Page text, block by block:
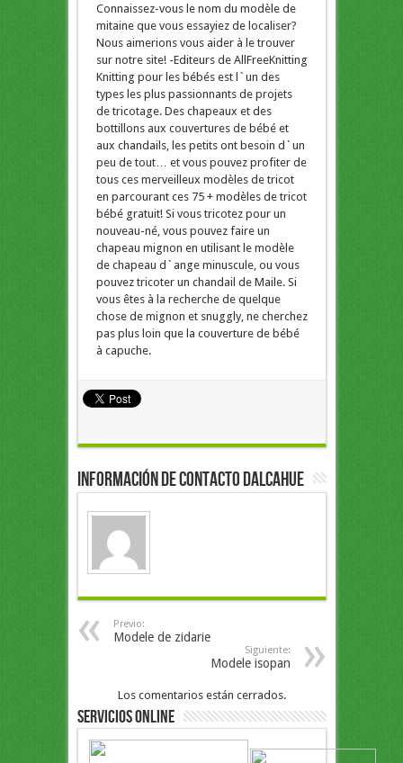
Connaissez-vous le nom du modèle de
mitaine que vous essayiez de localiser?
Nous aimerions vous aider à le trouver
sur notre site! -Editeurs de AllFreeKnitting
Knitting pour les bébés est l`un des
types les plus passionnants de projets
de tricotage. Des chapeaux et des
bottillons aux couvertures de bébé et
aux chandails, les petits ont besoin d`un
peu de tout… et vous pouvez profiter de
tous ces merveilleux modèles de tricot
en parcourant ces 75 + modèles de tricot
bébé gratuit! Si vous tricotez pour un
nouveau-né, vous pouvez faire un
chapeau mignon en utilisant le modèle
de chapeau d`ange minuscule, ou vous
pouvez tricoter un chandail de Maile. Si
vous êtes à la recherche de quelque
chose de mignon et snuggly, ne cherchez
pas plus loin que la couverture de bébé
à capuche.
Información de Contacto Dalcahue
Previo:
Modele de zidarie
Siguiente:
Modele isopan
Los comentarios están cerrados.
Servicios Online